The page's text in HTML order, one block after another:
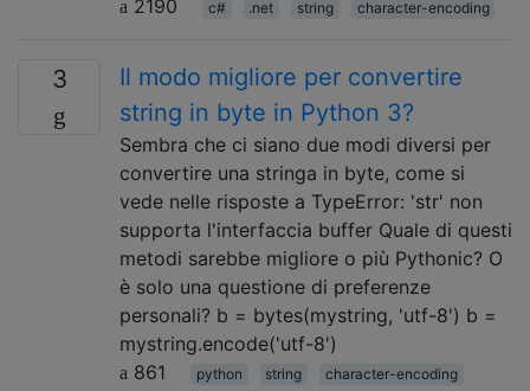
2190
c# .net string character-encoding
3
Il modo migliore per convertire
string in byte in Python 3?
Sembra che ci siano due modi diversi per
convertire una stringa in byte, come si
vede nelle risposte a TypeError: 'str' non
supporta l'interfaccia buffer Quale di questi
metodi sarebbe migliore o più Pythonic? O
è solo una questione di preferenze
personali? b = bytes(mystring, 'utf-8') b =
mystring.encode('utf-8')
861
python string
character-encoding